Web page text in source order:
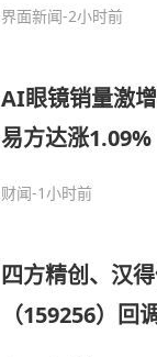
界面新闻-2小时前
AI眼镜销量激
易方达涨1.09%
财闻-1小时前
四方精创、汉
（159256）回